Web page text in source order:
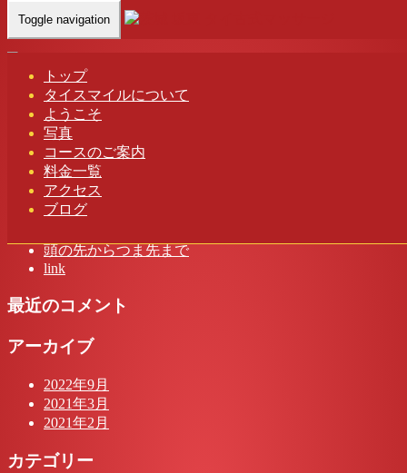
Toggle navigation
トップ
タイスマイルについて
ようこそ
写真
コースのご案内
料金一覧
アクセス
ブログ
Home- ミヤ(…
ミヤ(Miya)茨城 タイスマイル タイ古式マッサージ
最近の投稿
頭の先からつま先まで
link
最近のコメント
アーカイブ
2022年9月
2021年3月
2021年2月
カテゴリー